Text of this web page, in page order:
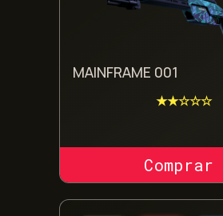
MAINFRAME 001
★★☆☆☆
COMPRAR SKIN